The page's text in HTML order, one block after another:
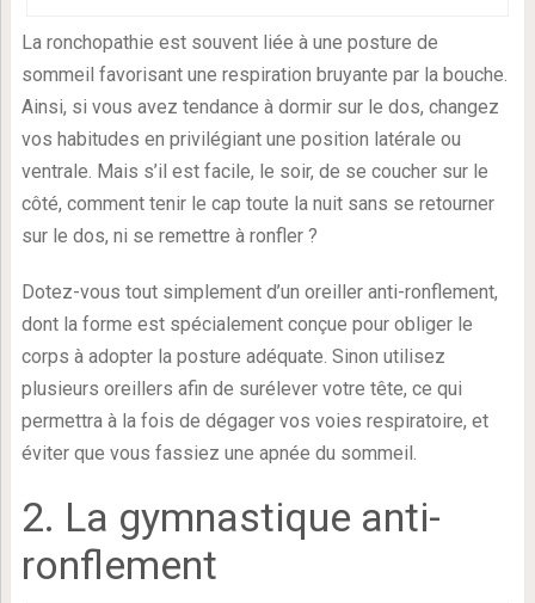
La ronchopathie est souvent liée à une posture de
sommeil favorisant une respiration bruyante par la bouche.
Ainsi, si vous avez tendance à dormir sur le dos, changez
vos habitudes en privilégiant une position latérale ou
ventrale. Mais s’il est facile, le soir, de se coucher sur le
côté, comment tenir le cap toute la nuit sans se retourner
sur le dos, ni se remettre à ronfler ?
Dotez-vous tout simplement d’un oreiller anti-ronflement,
dont la forme est spécialement conçue pour obliger le
corps à adopter la posture adéquate. Sinon utilisez
plusieurs oreillers afin de surélever votre tête, ce qui
permettra à la fois de dégager vos voies respiratoire, et
éviter que vous fassiez une apnée du sommeil.
2. La gymnastique anti-
ronflement